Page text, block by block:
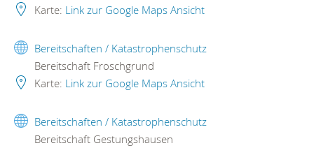
Karte: Link zur Google Maps Ansicht
Bereitschaften / Katastrophenschutz
Bereitschaft Froschgrund
Karte: Link zur Google Maps Ansicht
Bereitschaften / Katastrophenschutz
Bereitschaft Gestungshausen